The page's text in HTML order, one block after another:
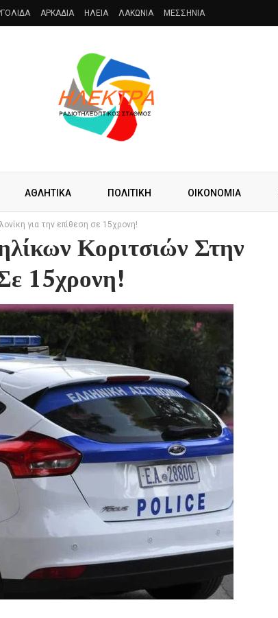
ΑΡΚΑΔΙΑ ΗΛΕΙΑ ΛΑΚΩΝΙΑ ΜΕΣΣΗΝΙΑ
ΑΘΛΗΤΙΚΑ ΠΟΛΙΤΙΚΗ ΟΙΚΟΝΟΜΙΑ
για την επίθεση σε 15χρονη!
Κοριτσιών Στην
15χρονη!